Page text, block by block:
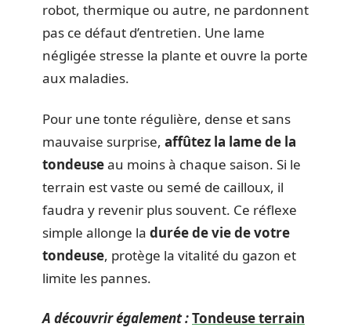
robot, thermique ou autre, ne pardonnent
pas ce défaut d’entretien. Une lame
négligée stresse la plante et ouvre la porte
aux maladies.
Pour une tonte régulière, dense et sans
mauvaise surprise, affûtez la lame de la
tondeuseau moins à chaque saison. Si le
terrain est vaste ou semé de cailloux, il
faudra y revenir plus souvent. Ce réflexe
simple allonge la durée de vie de votre
tondeuse, protège la vitalité du gazon et
limite les pannes.
A découvrir également :Tondeuse terrain